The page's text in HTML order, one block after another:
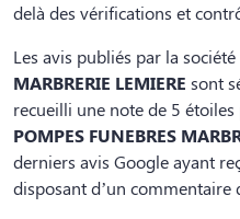
delà des vérifications et
Les avis publiés par la société
MARBRERIE LEMIERE sont
recueilli une note de 5 étoiles
POMPES FUNEBRES
derniers avis Google ayant
disposant d’un commentaire